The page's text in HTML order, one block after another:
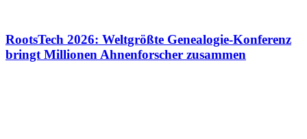
RootsTech 2026: Weltgrößte Genealogie-Konferenz
bringt Millionen Ahnenforscher zusammen